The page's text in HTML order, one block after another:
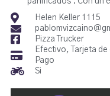
Helen Keller 1115
Pizza Trucker
Efectivo, Tarjeta
Pago
Si